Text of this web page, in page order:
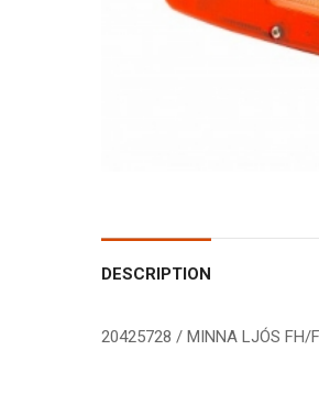
DESCRIPTION
20425728 / MINNA LJÓS FH/